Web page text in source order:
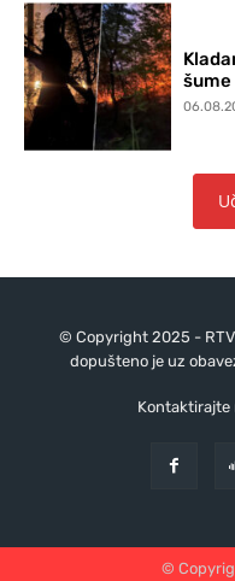
šume
© Copyright 2025 -
dopušteno je uz
Kontaktirajte
©